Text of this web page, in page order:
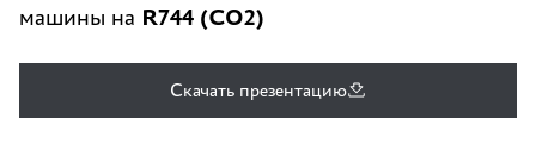
машины на R744 (CO2)
Скачать презентацию